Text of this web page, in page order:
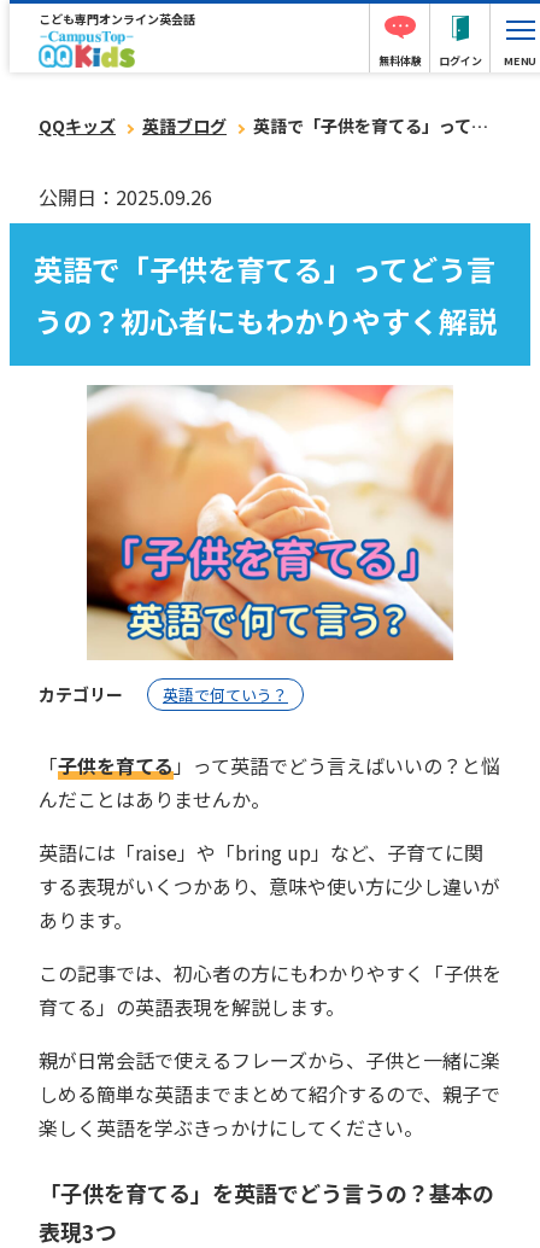
こども専門オンライン英会話
無料体験 ログイン MENU
QQキッズ 英語ブログ 英語で「子供を育てる」ってどう言うの？初心者にもわかりやすく解説
公開日：2025.09.26
英語で「子供を育てる」ってどう言
うの？初心者にもわかりやすく解説
カテゴリー 英語で何ていう？
「子供を育てる」って英語でどう言えばいいの？と悩
んだことはありませんか。
英語には「raise」や「bring up」など、子育てに関
する表現がいくつかあり、意味や使い方に少し違いが
あります。
この記事では、初心者の方にもわかりやすく「子供を
育てる」の英語表現を解説します。
親が日常会話で使えるフレーズから、子供と一緒に楽
しめる簡単な英語までまとめて紹介するので、親子で
楽しく英語を学ぶきっかけにしてください。
「子供を育てる」を英語でどう言うの？基本の
表現3つ